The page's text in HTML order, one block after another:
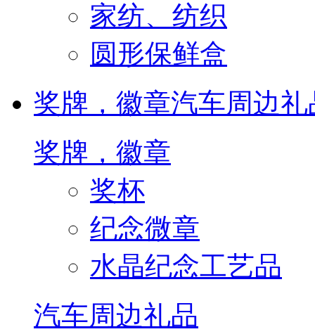
家纺、纺织
圆形保鲜盒
奖牌，徽章汽车周边礼
奖牌，徽章
奖杯
纪念微章
水晶纪念工艺品
汽车周边礼品